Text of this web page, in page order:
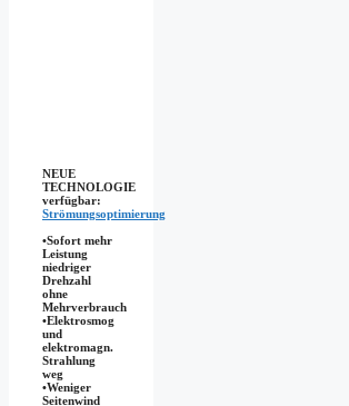
NEUE
TECHNOLOGIE
verfügbar:
Strömungsoptimierung
•Sofort mehr
Leistung
niedriger
Drehzahl
ohne
Mehrverbrauch
•Elektrosmog
und
elektromagn.
Strahlung
weg
•​Weniger
Seitenwind